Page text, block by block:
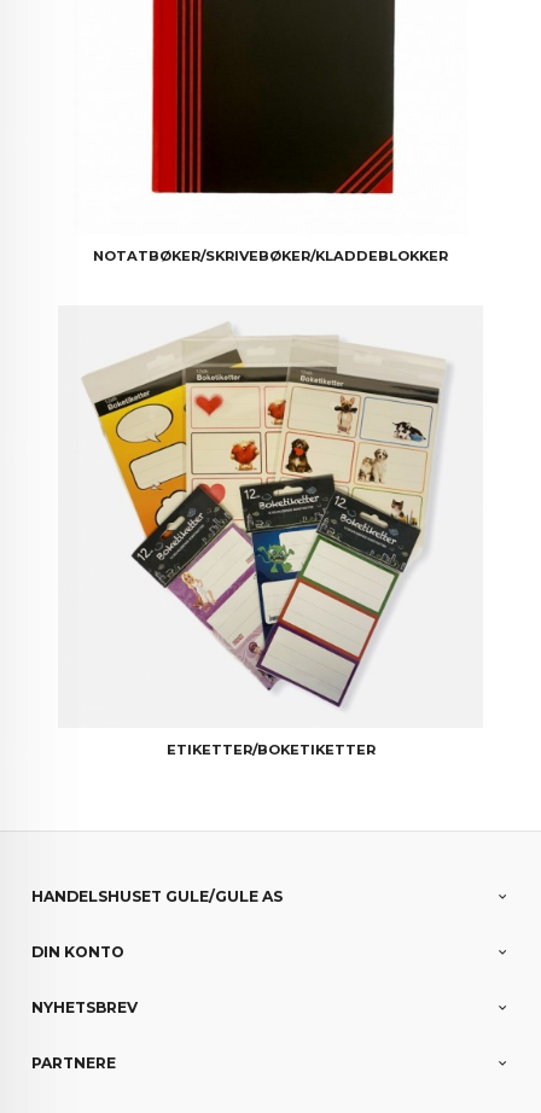
NOTATBØKER/SKRIVEBØKER/KLADDEBLOKKER
ETIKETTER/BOKETIKETTER
HANDELSHUSET GULE/GULE AS
DIN KONTO
NYHETSBREV
PARTNERE